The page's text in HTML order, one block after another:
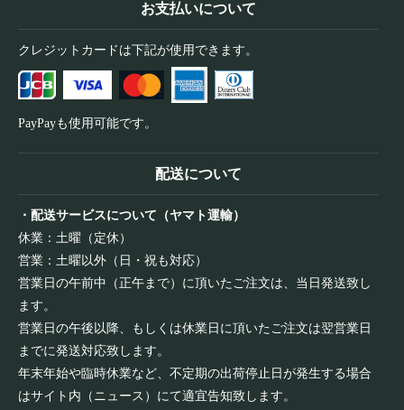
お支払いについて
クレジットカードは下記が使用できます。
PayPayも使用可能です。
配送について
・配送サービスについて（ヤマト運輸）
休業：土曜（定休）
営業：土曜以外（日・祝も対応）
営業日の午前中（正午まで）に頂いたご注文は、当日発送致し
ます。
営業日の午後以降、もしくは休業日に頂いたご注文は翌営業日
までに発送対応致します。
年末年始や臨時休業など、不定期の出荷停止日が発生する場合
はサイト内（ニュース）にて適宜告知致します。